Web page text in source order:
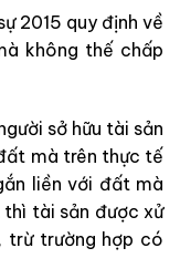
2015 quy định về
không thế chấp
sở hữu tài sản
mà trên thực tế
liền với đất mà
tài sản được xử
trừ trường hợp có